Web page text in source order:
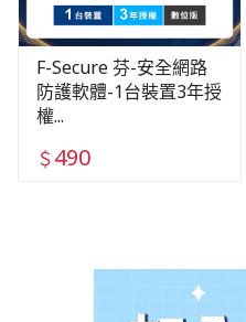
F-Secure 芬-安全網路
防護軟體-1台裝置3年授
權...
＄490